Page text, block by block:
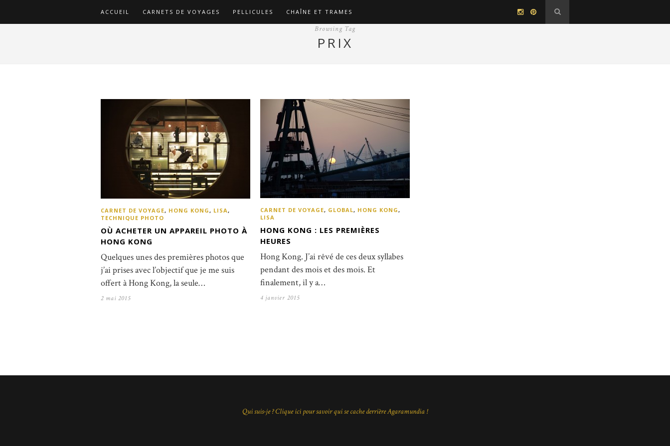
ACCUEIL CARNETS DE VOYAGES PELLICULES CHAÎNE ET TRAMES
Browsing Tag
PRIX
CARNET DE VOYAGE, HONG KONG, LISA,
TECHNIQUE PHOTO
OÙ ACHETER UN APPAREIL PHOTO À
HONG KONG
Quelques unes des premières photos que
j’ai prises avec l’objectif que je me suis
offert à Hong Kong, la seule…
2 mai 2015
CARNET DE VOYAGE, GLOBAL, HONG KONG,
LISA
HONG KONG : LES PREMIÈRES
HEURES
Hong Kong. J’ai rêvé de ces deux syllabes
pendant des mois et des mois. Et
finalement, il y a…
4 janvier 2015
Qui suis-je ? Clique ici pour savoir qui se cache derrière Agaramundia !